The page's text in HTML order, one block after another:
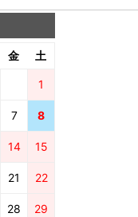
金 土
1
7 8
14 15
21 22
28 29